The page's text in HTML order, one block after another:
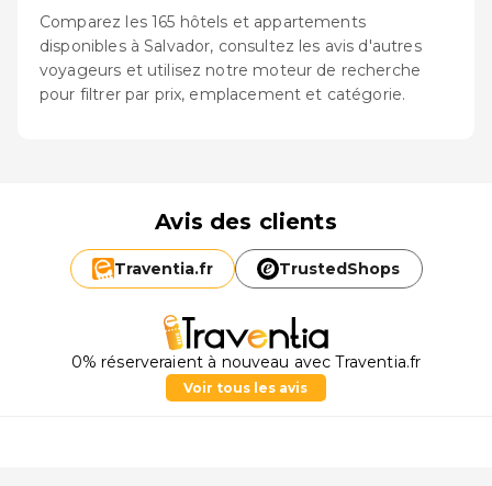
Comparez les 165 hôtels et appartements
disponibles à Salvador, consultez les avis d'autres
voyageurs et utilisez notre moteur de recherche
pour filtrer par prix, emplacement et catégorie.
Avis des clients
Traventia.fr TrustedShops
0% réserveraient à nouveau avec Traventia.fr
Voir tous les avis